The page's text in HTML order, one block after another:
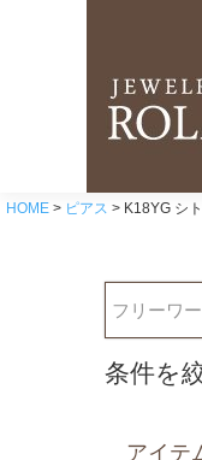
HOME ピアス K18YG シ
条件を
アイテ